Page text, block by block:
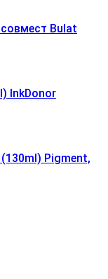
Bulat
InkDonor
Pigment,